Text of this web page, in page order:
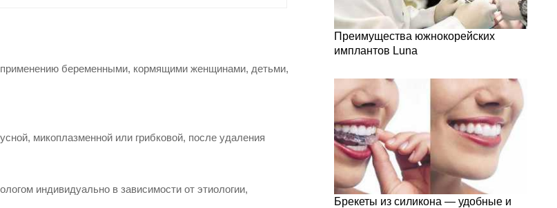
применению беременными, кормящими женщинами, детьми,
микоплазменной или грибковой, после удаления
индивидуально в зависимости от этиологии,
Преимущества южнокорейских
имплантов Luna
Брекеты из силикона — удобные и